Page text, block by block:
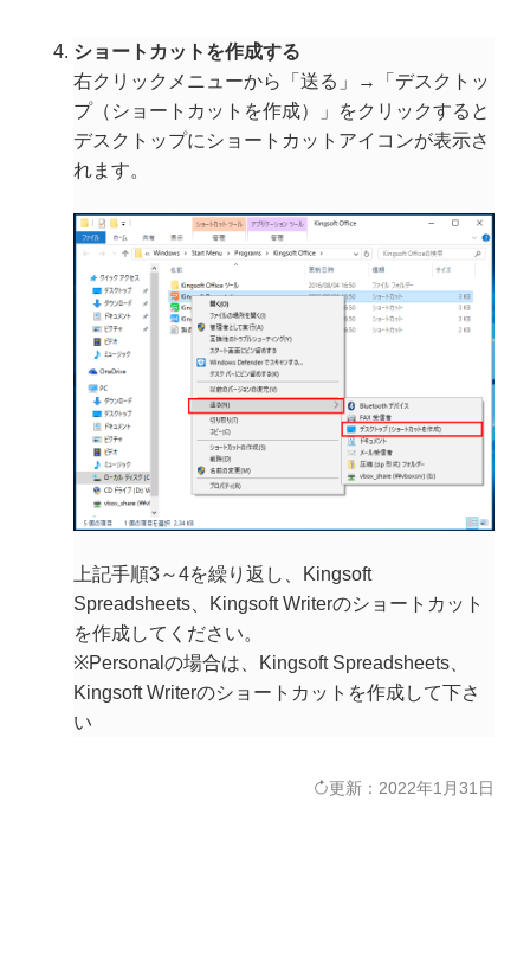
ショートカットを作成する
右クリックメニューから「送る」→「デスクトッ
プ（ショートカットを作成）」をクリックすると
デスクトップにショートカットアイコンが表示さ
れます。
上記手順3～4を繰り返し、Kingsoft
Spreadsheets、Kingsoft Writerのショートカット
を作成してください。
※Personalの場合は、Kingsoft Spreadsheets、
Kingsoft Writerのショートカットを作成して下さ
い
更新：2022年1月31日